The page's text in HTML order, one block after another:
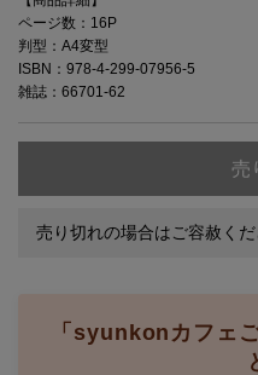
ページ数：16P
判型：A4変型
ISBN：978-4-299-07956-5
雑誌：66701-62
売
売り切れの場合はご容赦く
「syunkonカフェ